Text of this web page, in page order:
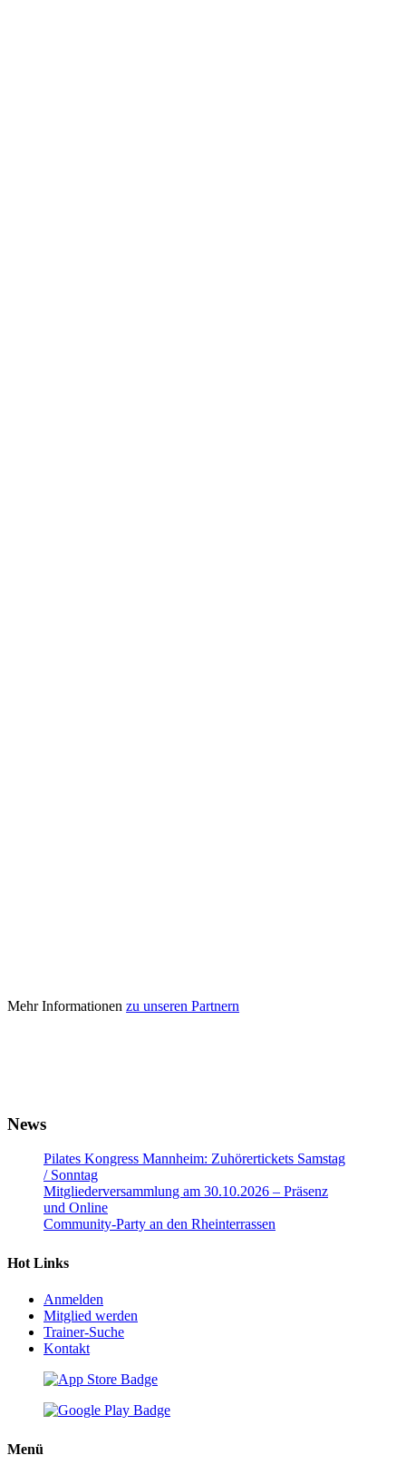
Mehr Informationenzu unseren Partnern
News
Pilates Kongress Mannheim: Zuhörertickets Samstag
/ Sonntag
Mitgliederversammlung am 30.10.2026 – Präsenz
und Online
Community-Party an den Rheinterrassen
Hot Links
Anmelden
Mitglied werden
Trainer-Suche
Kontakt
Menü